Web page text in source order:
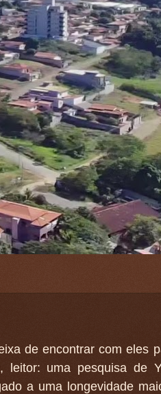
de encontrar com eles
leitor: uma pesquisa de
a uma longevidade